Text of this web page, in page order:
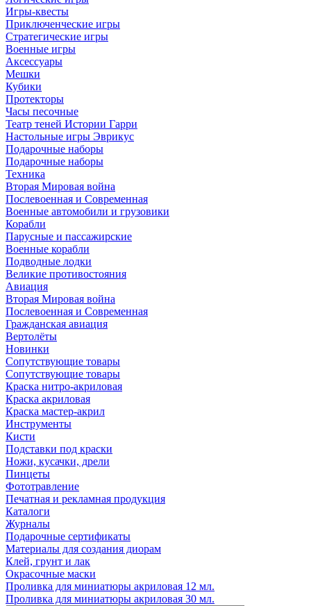
Игры-квесты
Приключенческие игры
Стратегические игры
Военные игры
Аксессуары
Мешки
Кубики
Протекторы
Часы песочные
Театр теней Истории Гарри
Настольные игры Эврикус
Подарочные наборы
Подарочные наборы
Техника
Вторая Мировая война
Послевоенная и Современная
Военные автомобили и грузовики
Корабли
Парусные и пассажирские
Военные корабли
Подводные лодки
Великие противостояния
Авиация
Вторая Мировая война
Послевоенная и Современная
Гражданская авиация
Вертолёты
Новинки
Сопутствующие товары
Сопутствующие товары
Краска нитро-акриловая
Краска акриловая
Краска мастер-акрил
Инструменты
Кисти
Подставки под краски
Ножи, кусачки, дрели
Пинцеты
Фототравление
Печатная и рекламная продукция
Каталоги
Журналы
Подарочные сертификаты
Материалы для создания диорам
Клей, грунт и лак
Окрасочные маски
Проливка для миниатюры акриловая 12 мл.
Проливка для миниатюры акриловая 30 мл.